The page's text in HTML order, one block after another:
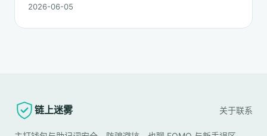
2026-06-05
链上迷雾 关于联系